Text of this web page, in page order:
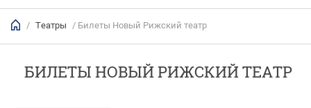
/ Театры / Билеты Новый Рижский театр
БИЛЕТЫ НОВЫЙ РИЖСКИЙ ТЕАТР